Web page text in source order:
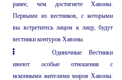
ранее, чем достигнете Хавоны.
Первыми из вестников, с которыми
вы встретитесь лицом к лицу, будут
вестники контуров Хавоны.
Одиночные Вестники
имеют особые отношения с
исконными жителями миров Хавоны.